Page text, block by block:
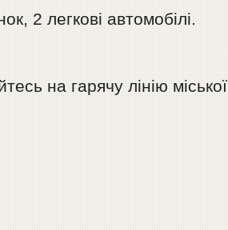
2 легкові автомобілі.
на гарячу лінію міської